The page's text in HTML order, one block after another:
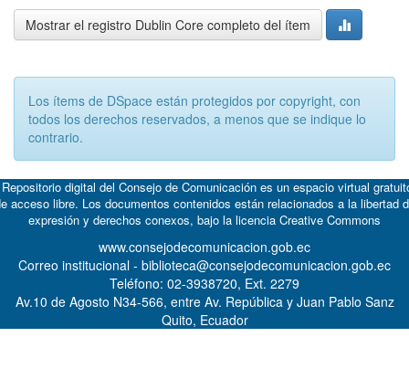
Mostrar el registro Dublin Core completo del ítem
Los ítems de DSpace están protegidos por copyright, con
todos los derechos reservados, a menos que se indique lo
contrario.
digital del Consejo de Comunicación es un espacio virtual
acceso libre. Los documentos contenidos están relacionados a la libertad
expresión y derechos conexos, bajo la licencia Creative Commons
www.consejodecomunicacion.gob.ec
Correo institucional - biblioteca@consejodecomunicacion.gob.ec
Teléfono: 02-3938720, Ext. 2279
Av.10 de Agosto N34-566, entre Av. República y Juan Pablo Sanz
Quito, Ecuador